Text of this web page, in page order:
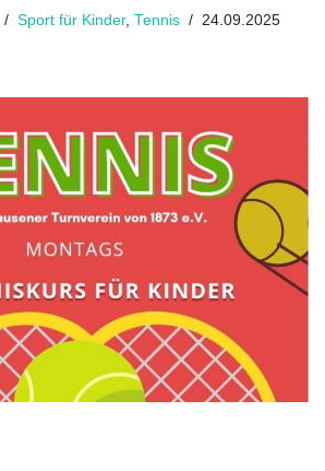
Sport für Kinder, Tennis 24.09.2025